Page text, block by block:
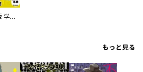
増補改訂版 学研まんが NEW世界の歴史 別巻 世界遺産学習事典
もっと見る